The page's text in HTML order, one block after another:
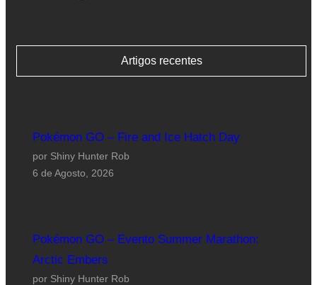
Artigos recentes
Pokémon GO – Fire and Ice Hatch Day
por Shiny Hunter Rob
6 de Agosto, 2026
Pokémon GO – Evento Summer Marathon:
Arctic Embers
por Shiny Hunter Rob